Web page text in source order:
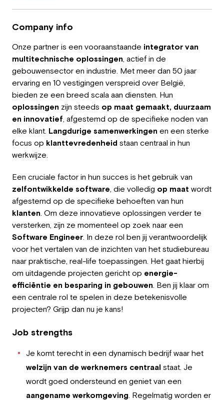
Employee
Working at Greystone
About us
Team
EN
Company info
Onze partner is een vooraanstaande integrator van
multitechnische oplossingen, actief in de
gebouwensector en industrie. Met meer dan 50 jaar
ervaring en 10 vestigingen verspreid over België,
bieden ze een breed scala aan diensten. Hun
oplossingen zijn steeds op maat gemaakt, duurzaam
en innovatief, afgestemd op de specifieke noden van
elke klant. Langdurige samenwerkingen en een sterke
focus op klanttevredenheid staan centraal in hun
werkwijze.
Een cruciale factor in hun succes is het gebruik van
zelfontwikkelde software, die volledig op maat wordt
afgestemd op de specifieke behoeften van hun
klanten. Om deze innovatieve oplossingen verder te
versterken, zijn ze momenteel op zoek naar een
Software Engineer. In deze rol ben jij verantwoordelijk
voor het vertalen van de inzichten van het studiebureau
naar praktische, real-life toepassingen. Het gaat hierbij
om uitdagende projecten gericht op energie-
efficiëntie en besparing in gebouwen. Ben jij klaar om
een centrale rol te spelen in deze betekenisvolle
projecten? Grijp dan nu je kans!
Job strengths
Je komt terecht in een dynamisch bedrijf waar het
welzijn van de werknemers centraal staat. Je
wordt goed ondersteund en geniet van een
aangename werkomgeving. Regelmatig worden er